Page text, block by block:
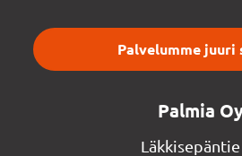
Palvelumme juuri
Palmia